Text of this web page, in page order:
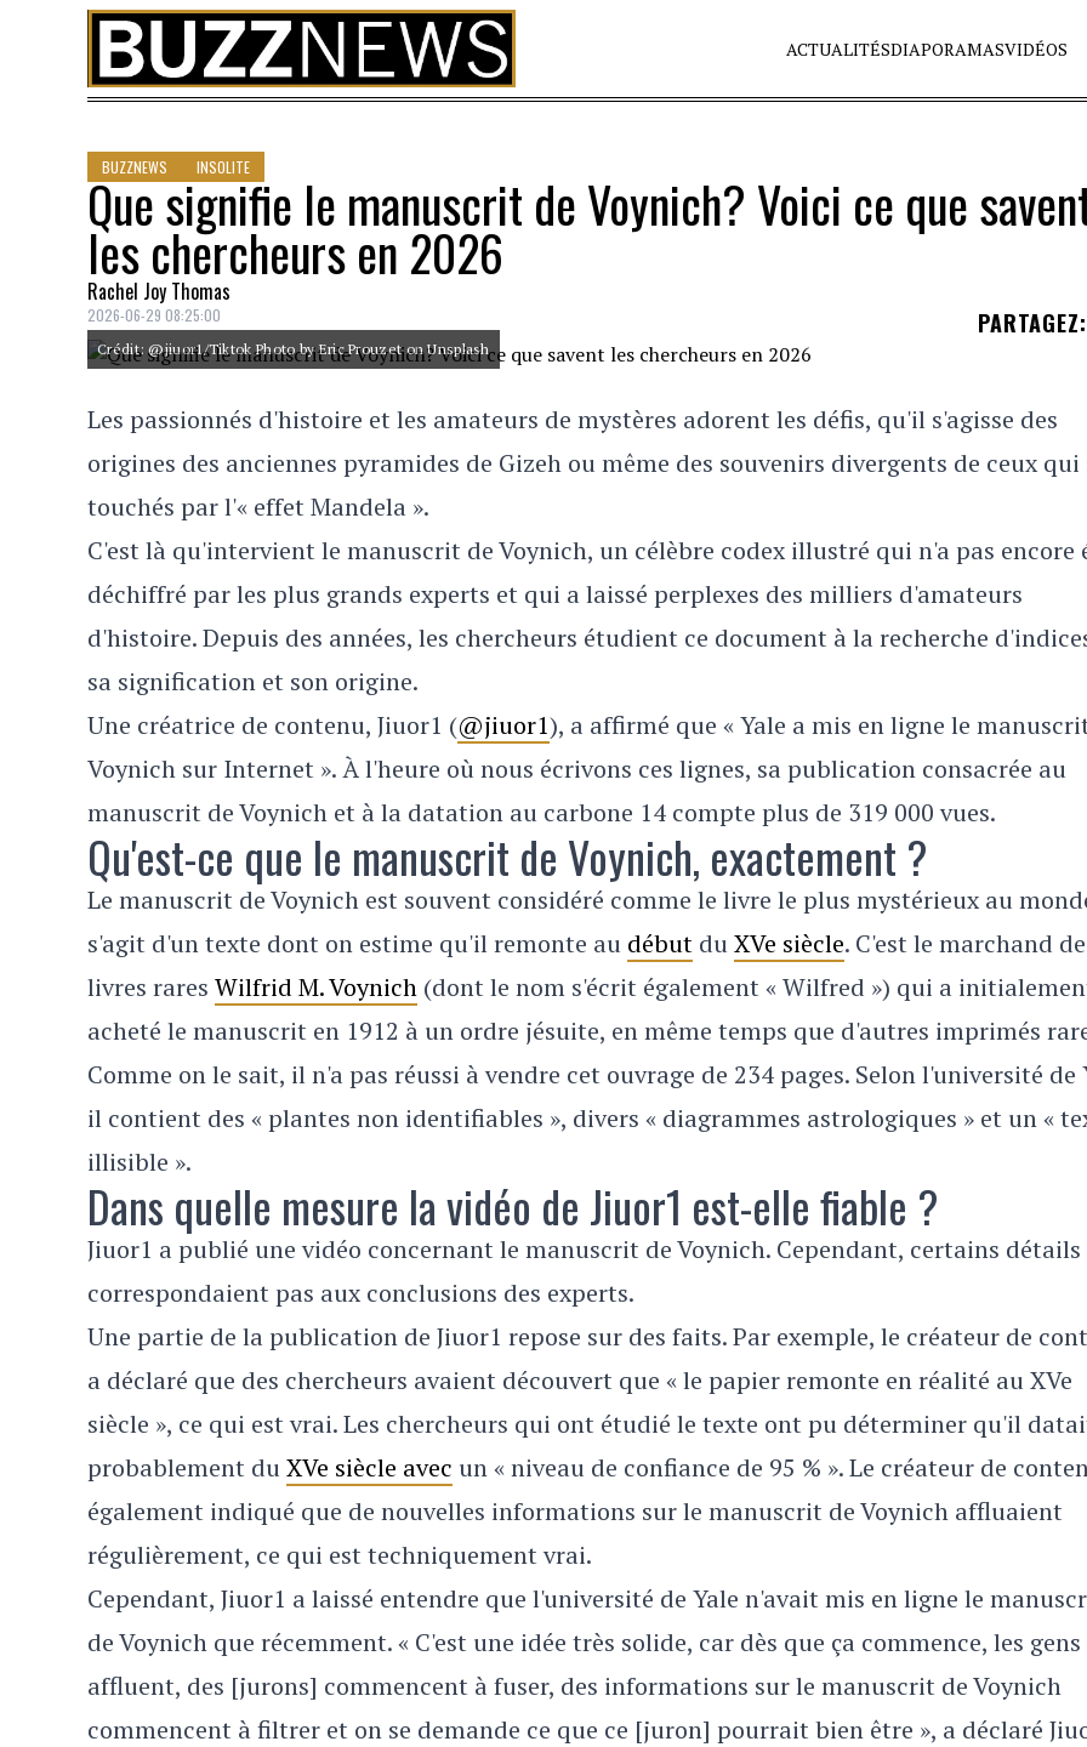
Skip to content
ACTUALITÉSDIAPORAMASVIDÉOS
BUZZNEWS INSOLITE
Que signifie le manuscrit de Voynich? Voici ce que
les chercheurs en 2026
Rachel Joy Thomas
2026-06-29 08:25:00 PARTAGEZ:
Crédit: @jiuor1/Tiktok Photo by Eric Prouzet on Unsplash
Les passionnés d'histoire et les amateurs de mystères adorent les défis, qu'il s'agisse des
origines des anciennes pyramides de Gizeh ou même des souvenirs divergents de ceux qui
touchés par l'« effet Mandela ».
C'est là qu'intervient le manuscrit de Voynich, un célèbre codex illustré qui n'a pas encore
déchiffré par les plus grands experts et qui a laissé perplexes des milliers d'amateurs
d'histoire. Depuis des années, les chercheurs étudient ce document à la recherche
sa signification et son origine.
Une créatrice de contenu, Jiuor1 (@jiuor1), a affirmé que « Yale a mis en ligne le
Voynich sur Internet ». À l'heure où nous écrivons ces lignes, sa publication consacrée au
manuscrit de Voynich et à la datation au carbone 14 compte plus de 319 000 vues.
Qu'est-ce que le manuscrit de Voynich, exactement ?
Le manuscrit de Voynich est souvent considéré comme le livre le plus mystérieux au
s'agit d'un texte dont on estime qu'il remonte au début duXVe siècle. C'est le marchand de
livres rares Wilfrid M.Voynich (dont le nom s'écrit également « Wilfred ») qui a
acheté le manuscrit en 1912 à un ordre jésuite, en même temps que d'autres imprimés
Comme on le sait, il n'a pas réussi à vendre cet ouvrage de 234 pages. Selon l'université de
il contient des « plantes non identifiables », divers « diagrammes astrologiques » et un «
illisible ».
Dans quelle mesure la vidéo de Jiuor1 est-elle fiable ?
Jiuor1 a publié une vidéo concernant le manuscrit de Voynich. Cependant, certains détails
correspondaient pas aux conclusions des experts.
Une partie de la publication de Jiuor1 repose sur des faits. Par exemple, le créateur de
a déclaré que des chercheurs avaient découvert que « le papier remonte en réalité au XVe
siècle », ce qui est vrai. Les chercheurs qui ont étudié le texte ont pu déterminer qu'il
probablement duXVe siècle avec un « niveau de confiance de 95 % ». Le créateur de
également indiqué que de nouvelles informations sur le manuscrit de Voynich affluaient
régulièrement, ce qui est techniquement vrai.
Cependant, Jiuor1 a laissé entendre que l'université de Yale n'avait mis en ligne le
de Voynich que récemment. « C'est une idée très solide, car dès que ça commence, les gens
affluent, des [jurons] commencent à fuser, des informations sur le manuscrit de Voynich
commencent à filtrer et on se demande ce que ce [juron] pourrait bien être », a déclaré